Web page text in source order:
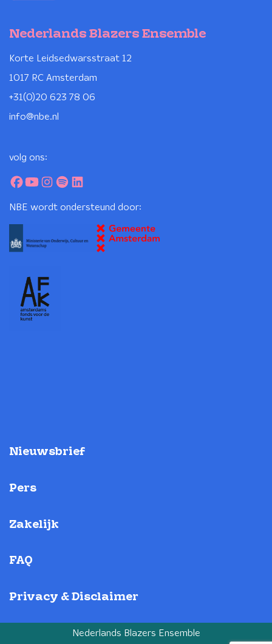
Nederlands Blazers Ensemble
Korte Leidsedwarsstraat 12
1017 RC Amsterdam
+31(0)20 623 78 06
info@nbe.nl
volg ons:
NBE wordt ondersteund door:
Nieuwsbrief
Pers
Zakelijk
FAQ
Privacy & Disclaimer
Nederlands Blazers Ensemble